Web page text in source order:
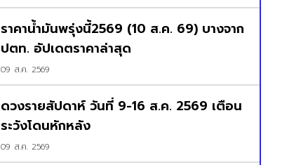
ราคาน้ำมันพรุ่งนี้2569 (10 ส.ค. 69) บางจาก
ปตท. อัปเดตราคาล่าสุด
09 ส.ค. 2569
ดวงรายสัปดาห์ วันที่ 9-16 ส.ค. 2569 เตือน
ระวังโดนหักหลัง
09 ส.ค. 2569